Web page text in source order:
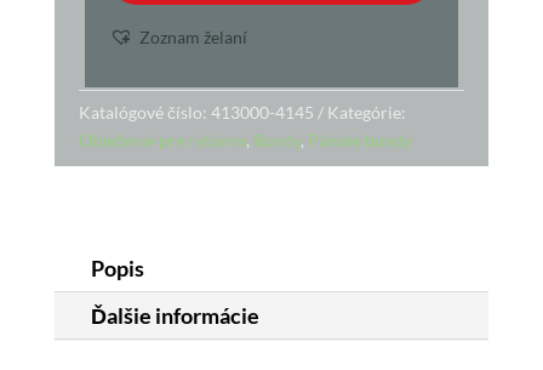
Zoznam želaní
Katalógové číslo: 413000-4145
Kategórie:
Oblečenie pre rybárov, Bundy, Pánske bundy
Popis
Ďalšie informácie